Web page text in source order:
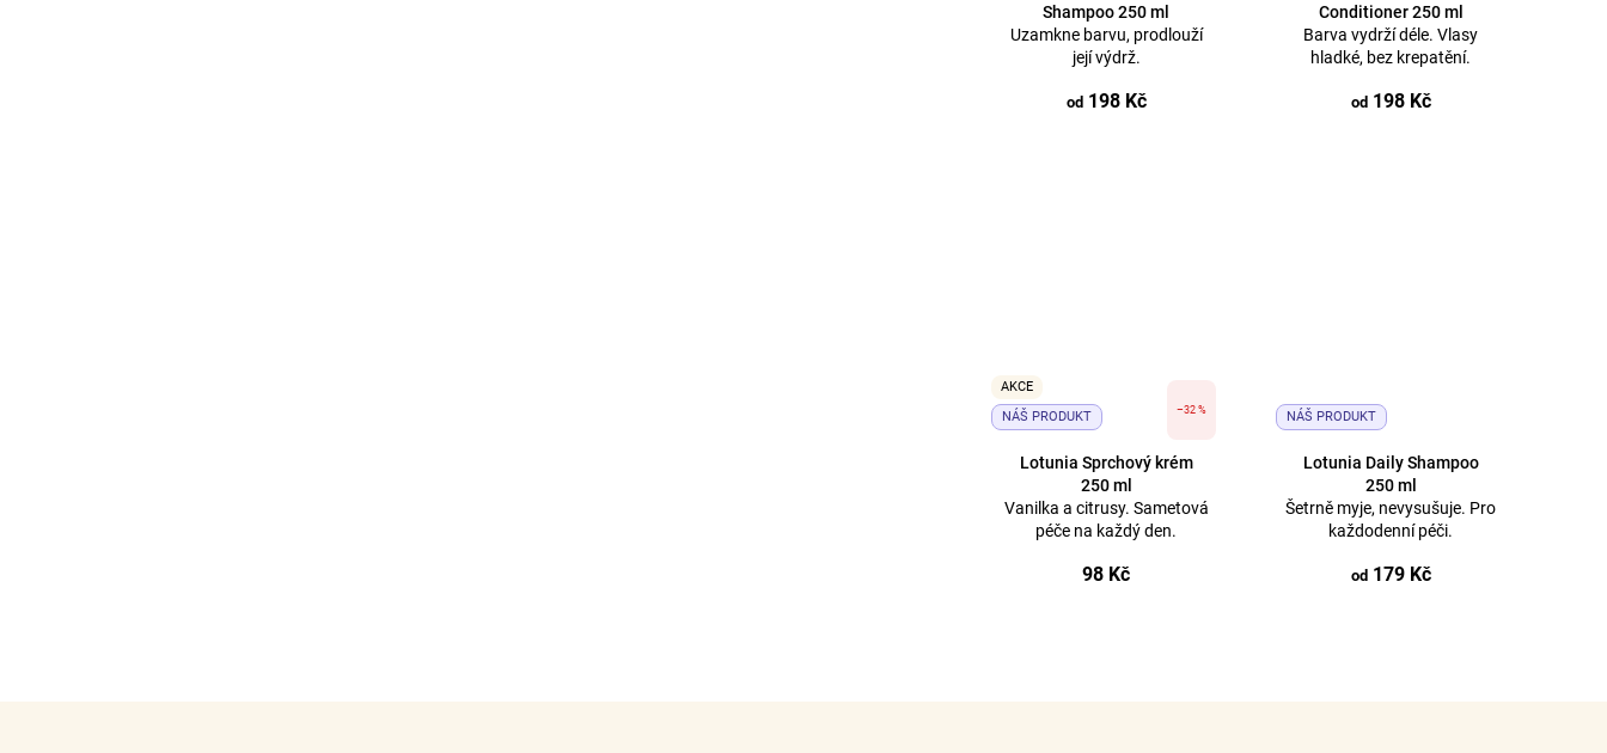
Shampoo 250 ml
Uzamkne barvu, prodlouží
její výdrž.
od198 Kč
Conditioner 250 ml
Barva vydrží déle. Vlasy
hladké, bez krepatění.
od198 Kč
AKCE
NÁŠ PRODUKT
–32 %
Lotunia Sprchový krém
250 ml
Vanilka a citrusy. Sametová
péče na každý den.
98 Kč
NÁŠ PRODUKT
Lotunia Daily Shampoo
250 ml
Šetrně myje, nevysušuje. Pro
každodenní péči.
od179 Kč